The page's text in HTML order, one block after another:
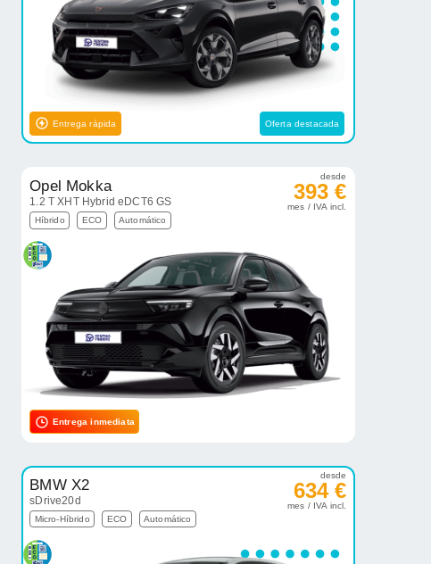
Entrega rápida Oferta destacada
Opel Mokka
1.2 T XHT Hybrid eDCT6 GS
Híbrido ECO Automático
desde
393 €
mes / IVA incl.
Entrega inmediata
BMW X2
sDrive20d
Micro-Híbrido ECO Automático
desde
634 €
mes / IVA incl.